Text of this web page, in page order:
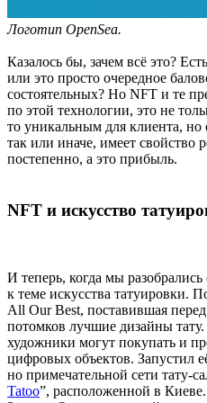
Логотип OpenSea.
Казалось бы, зачем всё это?
или это просто очередное
состоятельных? Но NFT и те
по этой технологии, это не
то уникальным для клиента,
так или иначе, имеет свойство
постепенно, а это прибыль.
NFT и искусство
И теперь, когда мы
к теме искусства татуировки.
All Our Best, поставившая
потомков лучшие дизайны
художники могут покупать и
цифровых объектов. Запустил
но примечательной сети тату-
Tatoo”, расположенной в Киеве.